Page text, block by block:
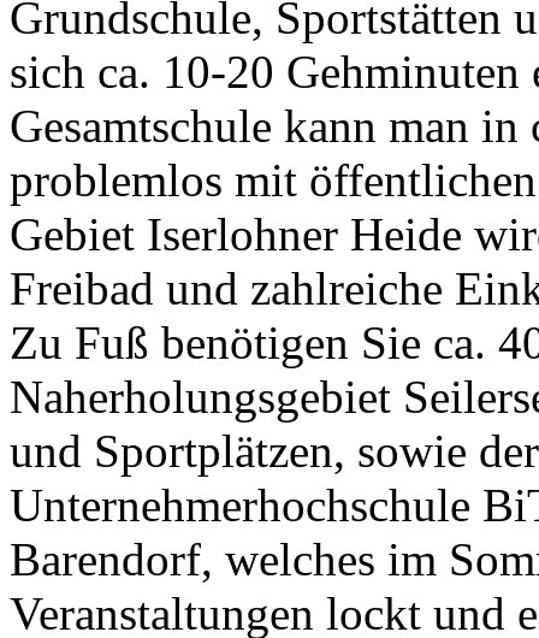
Grundschule, Sportstätten
sich ca. 10-20
Gesamtschule kann man
problemlos mit
Gebiet Iserlohner Heide
Freibad und zahlreiche
Zu Fuß benötigen Sie ca.
Naherholungsgebiet
und Sportplätzen, sowie
Unternehmerhochschule
Barendorf, welches im
Veranstaltungen lockt und